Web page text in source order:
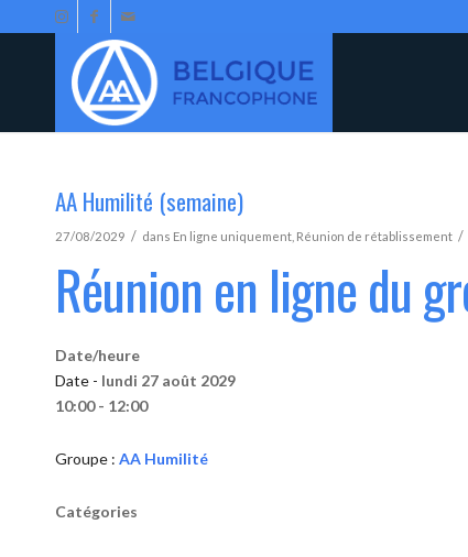
AA Humilité (semaine)
27/08/2029 / dans En ligne uniquement Réunion de rétablissement /
Réunion en ligne du
Date/heure
Date - lundi 27 août 2029
10:00 - 12:00
Groupe : AA Humilité
Catégories